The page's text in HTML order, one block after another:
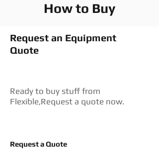
How to Buy
Request an Equipment
Quote
Ready to buy stuff from
Flexible,Request a quote now.
Request a Quote